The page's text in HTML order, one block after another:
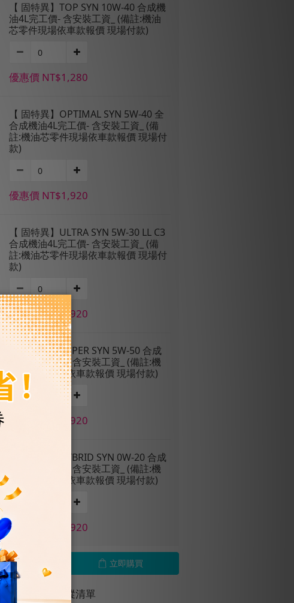
【 固特異】TOP SYN 10W-40 合成機
油4L完工價- 含安裝工資_ (備註:機油
芯零件現場依車款報價 現場付款)
優惠價 NT$1,280
【 固特異】OPTIMAL SYN 5W-40 全
合成機油4L完工價- 含安裝工資_ (備
註:機油芯零件現場依車款報價 現場付
款)
優惠價 NT$1,920
【 固特異】ULTRA SYN 5W-30 LL C3
合成機油4L完工價- 含安裝工資_ (備
註:機油芯零件現場依車款報價 現場付
款)
優惠價 NT$1,920
【 固特異】SUPER SYN 5W-50 合成
機油4L完工價- 含安裝工資_ (備註:機
油芯零件現場依車款報價 現場付款)
優惠價 NT$1,920
【 固特異】HYBRID SYN 0W-20 合成
機油4L完工價- 含安裝工資_ (備註:機
油芯零件現場依車款報價 現場付款)
優惠價 NT$1,920
物車 立即購買
加入追蹤清單